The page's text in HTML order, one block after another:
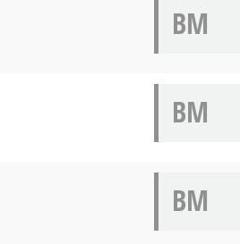
BM
BM
BM